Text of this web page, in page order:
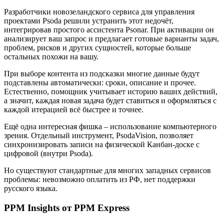
Разработчики новозеландского сервиса для управления
проектами Psoda решили устранить этот недочёт,
интегрировав простого ассистента Psonar. При активации он
анализирует ваш запрос и предлагает готовые варианты задач,
проблем, рисков и других сущностей, которые больше
остальных похожи на вашу.
При выборе контента из подсказки многие данные будут
подставлены автоматически: сроки, описание и прочее.
Естественно, помощник учитывает историю ваших действий,
а значит, каждая новая задача будет ставиться и оформляться с
каждой итерацией всё быстрее и точнее.
Ещё одна интересная фишка – использование компьютерного
зрения. Отдельный инструмент, PsodaVision, позволяет
синхронизировать записи на физической Канбан-доске с
цифровой (внутри Psoda).
Но существуют стандартные для многих западных сервисов
проблемы: невозможно оплатить из РФ, нет поддержки
русского языка.
PPM Insights от PPM Express